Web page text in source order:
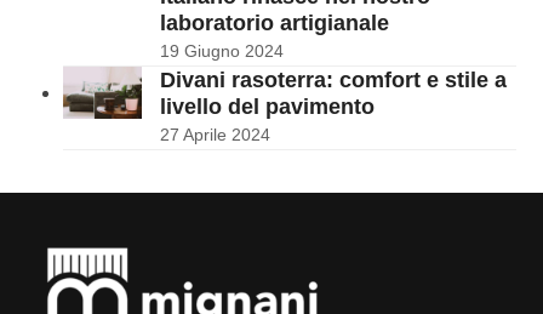
laboratorio artigianale
19 Giugno 2024
Divani rasoterra: comfort e stile a
livello del pavimento
27 Aprile 2024